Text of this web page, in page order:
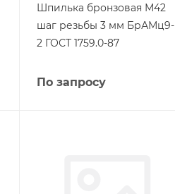
Шпилька бронзовая М42
шаг резьбы 3 мм БрАМц9-
2 ГОСТ 1759.0-87
По запросу